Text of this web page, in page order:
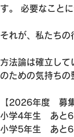
す。 必要なこと
それが、私たちの
方法論は確立して
のための気持ちの
【2026年度　募
小学4年生　あと6
小学5年生　あと6